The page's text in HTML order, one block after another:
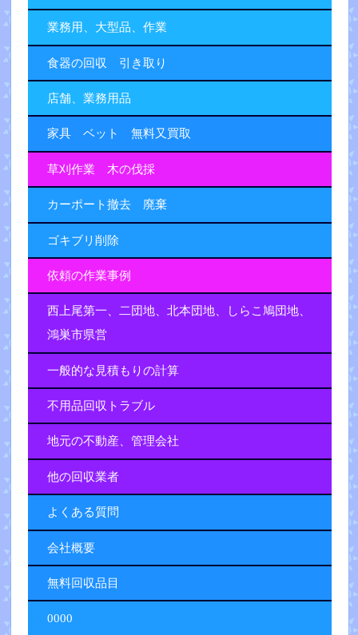
業務用、大型品、作業
食器の回収 引き取り
店舗、業務用品
家具 ベット 無料又買取
草刈作業 木の伐採
カーポート撤去 廃棄
ゴキブリ削除
依頼の作業事例
西上尾第一、二団地、北本団地、しらこ鳩団地、
鴻巣市県営
一般的な見積もりの計算
不用品回収トラブル
地元の不動産、管理会社
他の回収業者
よくある質問
会社概要
無料回収品目
0000